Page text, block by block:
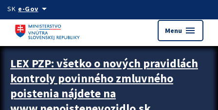
Preskocit na hlavný obsah
SK e-Govarrow_drop_down
Menu menu
Zastavit automatický posun upútavok
LEX PZP: všetko o nových pravidlách
kontroly povinného zmluvného
poistenia nájdete na